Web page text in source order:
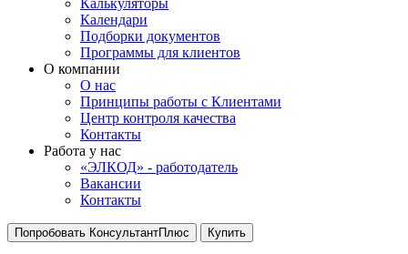
Калькуляторы
Календари
Подборки документов
Программы для клиентов
О компании
О нас
Принципы работы с Клиентами
Центр контроля качества
Контакты
Работа у нас
«ЭЛКОД» - работодатель
Вакансии
Контакты
Попробовать КонсультантПлюс Купить